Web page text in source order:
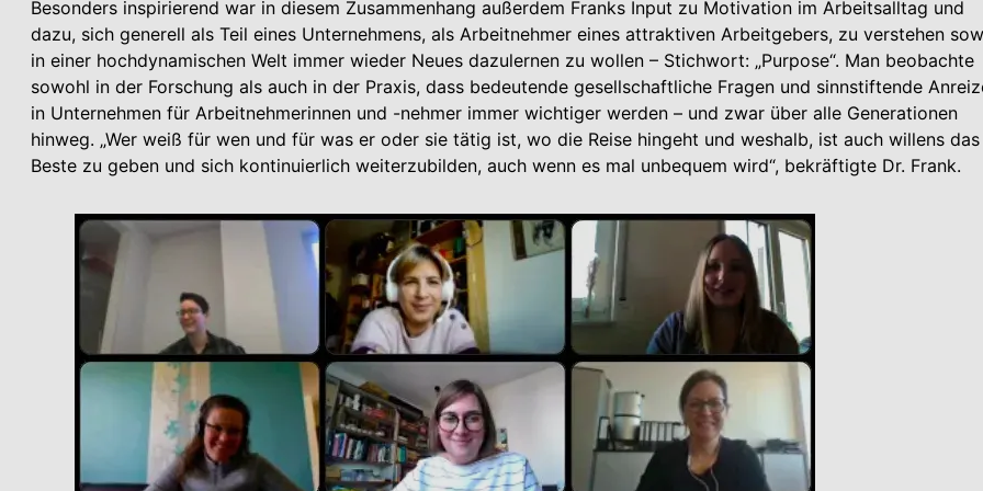
Besonders inspirierend war in diesem Zusammenhang außerdem Franks Input zu Motivation im Arbeitsalltag und
dazu, sich generell als Teil eines Unternehmens, als Arbeitnehmer eines attraktiven Arbeitgebers, zu verstehen
in einer hochdynamischen Welt immer wieder Neues dazulernen zu wollen – Stichwort: „Purpose“. Man beobachte
sowohl in der Forschung als auch in der Praxis, dass bedeutende gesellschaftliche Fragen und sinnstiftende
in Unternehmen für Arbeitnehmerinnen und -nehmer immer wichtiger werden – und zwar über alle Generationen
hinweg. „Wer weiß für wen und für was er oder sie tätig ist, wo die Reise hingeht und weshalb, ist auch willens das
Beste zu geben und sich kontinuierlich weiterzubilden, auch wenn es mal unbequem wird“, bekräftigte Dr. Frank.